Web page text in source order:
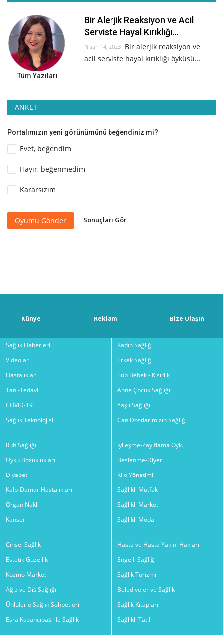
Bir Alerjik Reaksiyon ve Acil
Serviste Hayal Kırıklığı...
Nisan 14, 2023 Bir alerjik reaksiyon ve
acil serviste hayal kırıklığı öyküsü...
Tüm Yazıları
ANKET
Portalımızın yeni görünümünü beğendiniz mi?
Evet, beğendim
Hayır, beğenmedim
Kararsızım
Oyumu Gönder Sonuçları Gör
Künye Reklam Bize Ulaşın
Sağlık Haberleri
Videolar
Hastalıklar
Tanı-Tedavi
COVID-19
Sağlık Teknolojisi
Kadın Sağlığı
Erkek Sağlığı
Tüp Bebek - Kısırlık
Anne Çocuk Sağlığı
Yaşlı Sağlığı
Can Dostlarımızın Sağlığı
Ruh Sağlığı
Uyku Bozuklukları
Diyabet
Kalp-Damar Hastalıkları
Organ Nakli
Kanser
İyileşme-Zayıflama Öyk.
Beslenme-Diyet
Kilo Yönetimi
Sağlıklı Mutfak
Sağlıklı Market
Sağlıklı Moda
Cinsel Sağlık
Estetik Güzellik
Kozmo Market
Ağız ve Diş Sağlığı
Ünlülerle Sağlık Sohbetleri
Esra Kazancıbaşı ile Sağlık
Hasta ve Hasta Yakını Hakları
Engelli Sağlığı
Sağlık Turizmi
Belediyeler ve Sağlık
Sağlık Kitapları
Sağlıklı Tatil